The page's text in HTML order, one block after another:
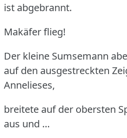
ist abgebrannt.
Makäfer flieg!
Der kleine Sumsemann
auf den ausgestreckten
Annelieses,
breitete auf der obersten
aus und …